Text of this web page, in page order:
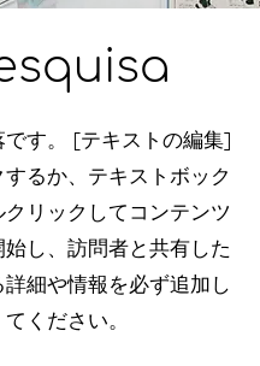
です。 [テキストの編集]
するか、テキストボック
クリックしてコンテンツ
し、訪問者と共有した
細や情報を必ず追加し
てください。